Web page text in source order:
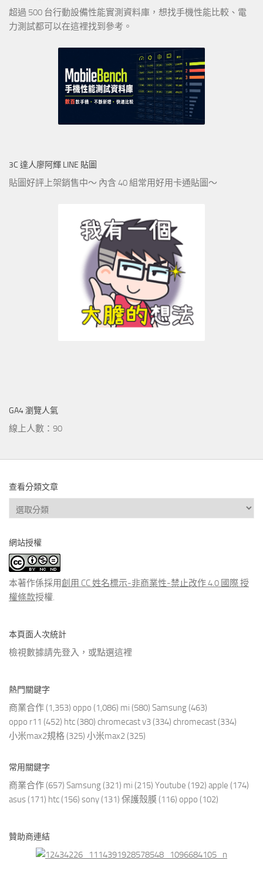
超過 500 台行動設備性能實測資料庫，想找手機性能比較、電
力測試都可以在這裡找到參考。
3C 達人廖阿輝 LINE 貼圖
貼圖好評上架銷售中～ 內含 40 組常用好用卡通貼圖～
GA4 瀏覽人氣
線上人數：90
查看分類文章
查
看
類
文
章
網站授權
本著作係採用創用 CC 姓名標示-非商業性-禁止改作 4.0 國際 授
權條款授權.
本頁面人次統計
檢視數據請先登入，或點選這裡
熱門關鍵字
商業合作 (1,353) oppo (1,086) mi (580) Samsung (463)
oppo r11 (452) htc (380) chromecast v3 (334) chromecast (334)
小米max2規格 (325) 小米max2 (325)
常用關鍵字
商業合作 (657) Samsung (321) mi (215) Youtube (192) apple (174)
asus (171) htc (156) sony (131) 保護殼膜 (116) oppo (102)
贊助商連結